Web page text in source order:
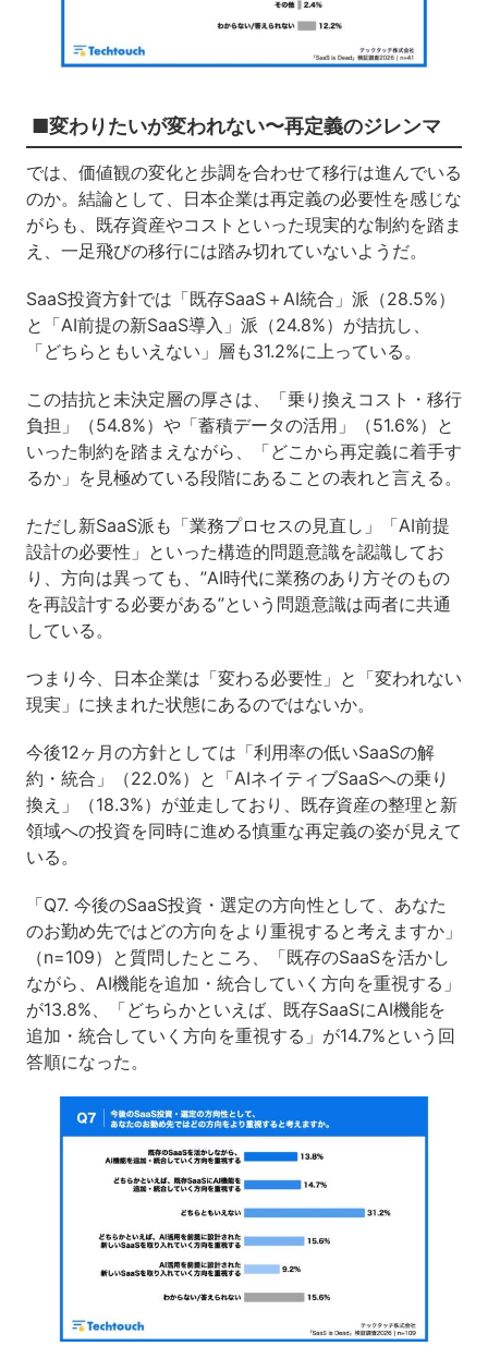
■変わりたいが変われない〜再定義のジレンマ
では、価値観の変化と歩調を合わせて移行は進んでいる
のか。結論として、日本企業は再定義の必要性を感じな
がらも、既存資産やコストといった現実的な制約を踏ま
え、一足飛びの移行には踏み切れていないようだ。
SaaS投資方針では「既存SaaS＋AI統合」派（28.5%）
と「AI前提の新SaaS導入」派（24.8%）が拮抗し、
「どちらともいえない」層も31.2%に上っている。
この拮抗と未決定層の厚さは、「乗り換えコスト・移行
負担」（54.8%）や「蓄積データの活用」（51.6%）と
いった制約を踏まえながら、「どこから再定義に着手す
るか」を見極めている段階にあることの表れと言える。
ただし新SaaS派も「業務プロセスの見直し」「AI前提
設計の必要性」といった構造的問題意識を認識してお
り、方向は異っても、”AI時代に業務のあり方そのもの
を再設計する必要がある”という問題意識は両者に共通
している。
つまり今、日本企業は「変わる必要性」と「変われない
現実」に挟まれた状態にあるのではないか。
今後12ヶ月の方針としては「利用率の低いSaaSの解
約・統合」（22.0%）と「AIネイティブSaaSへの乗り
換え」（18.3%）が並走しており、既存資産の整理と新
領域への投資を同時に進める慎重な再定義の姿が見えて
いる。
「Q7. 今後のSaaS投資・選定の方向性として、あなた
のお勤め先ではどの方向をより重視すると考えますか」
（n=109）と質問したところ、「既存のSaaSを活かし
ながら、AI機能を追加・統合していく方向を重視する」
が13.8%、「どちらかといえば、既存SaaSにAI機能を
追加・統合していく方向を重視する」が14.7%という回
答順になった。